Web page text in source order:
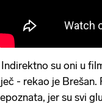
su oni u
- rekao je
jer su svi